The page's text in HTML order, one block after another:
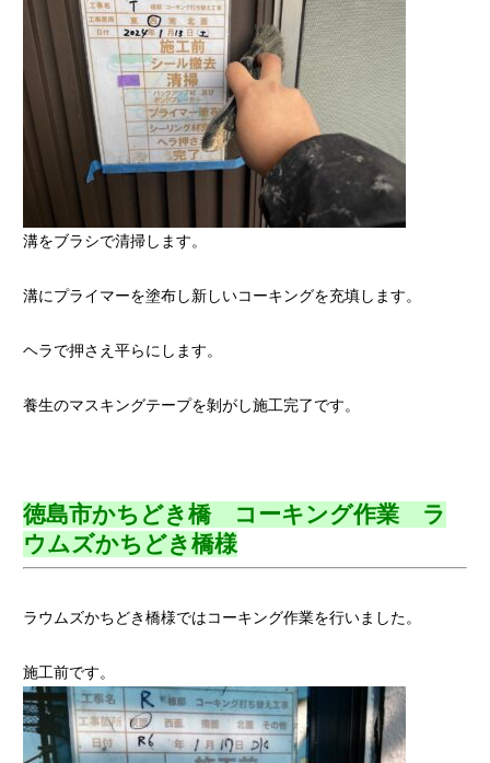
溝をブラシで清掃します。
溝にプライマーを塗布し新しいコーキングを充填します。
ヘラで押さえ平らにします。
養生のマスキングテープを剝がし施工完了です。
徳島市かちどき橋 コーキング作業 ラ
ウムズかちどき橋様
ラウムズかちどき橋様ではコーキング作業を行いました。
施工前です。